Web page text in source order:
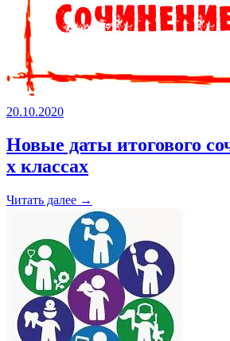
20.10.2020
Новые даты итогового
х классах
Читать далее →